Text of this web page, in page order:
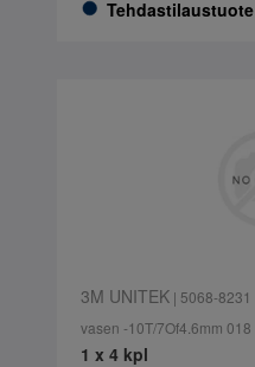
Tehdastilaustuote
3M UNITEK| 5068-8231
vasen -10T/7Of4.6mm 018
1 x 4 kpl